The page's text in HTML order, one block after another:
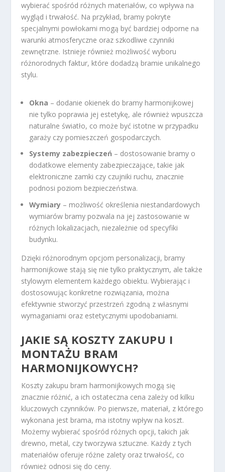
wybierać spośród różnych materiałów, co wpływa na
wygląd i trwałość. Na przykład, bramy pokryte
specjalnymi powłokami mogą być bardziej odporne na
warunki atmosferyczne oraz szkodliwe czynniki
zewnętrzne. Istnieje również możliwość wyboru
różnorodnych faktur, które dodadzą bramie unikalnego
stylu.
Okna – dodanie okienek do bramy harmonijkowej
nie tylko poprawia jej estetykę, ale również wpuszcza
naturalne światło, co może być istotne w przypadku
garaży czy pomieszczeń gospodarczych.
Systemy zabezpieczeń – dostosowanie bramy o
dodatkowe elementy zabezpieczające, takie jak
elektroniczne zamki czy czujniki ruchu, znacznie
podnosi poziom bezpieczeństwa.
Wymiary – możliwość określenia niestandardowych
wymiarów bramy pozwala na jej zastosowanie w
różnych lokalizacjach, niezależnie od specyfiki
budynku.
Dzięki różnorodnym opcjom personalizacji, bramy
harmonijkowe stają się nie tylko praktycznym, ale także
stylowym elementem każdego obiektu. Wybierając i
dostosowując konkretne rozwiązania, można
efektywnie stworzyć przestrzeń zgodną z własnymi
wymaganiami oraz estetycznymi upodobaniami.
JAKIE SĄ KOSZTY ZAKUPU I
MONTAŻU BRAM
HARMONIJKOWYCH?
Koszty zakupu bram harmonijkowych mogą się
znacznie różnić, a ich ostateczna cena zależy od kilku
kluczowych czynników. Po pierwsze, materiał, z którego
wykonana jest brama, ma istotny wpływ na koszt.
Możemy wybierać spośród różnych opcji, takich jak
drewno, metal, czy tworzywa sztuczne. Każdy z tych
materiałów oferuje różne zalety oraz trwałość, co
również odnosi się do ceny.